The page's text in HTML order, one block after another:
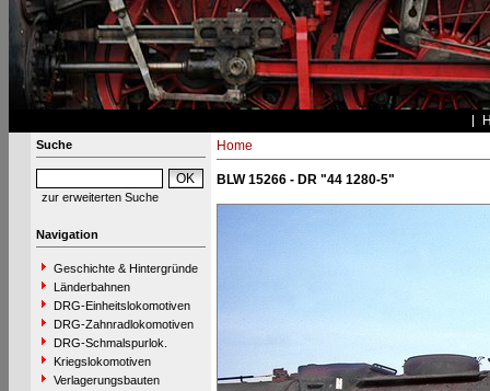
Suche
zur erweiterten Suche
Navigation
Geschichte & Hintergründe
Länderbahnen
DRG-Einheitslokomotiven
DRG-Zahnradlokomotiven
DRG-Schmalspurlok.
Kriegslokomotiven
Verlagerungsbauten
Home
BLW 15266 - DR "44 1280-5"